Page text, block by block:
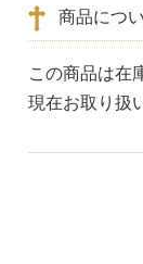
商品につ
この商品は在
現在お取り扱